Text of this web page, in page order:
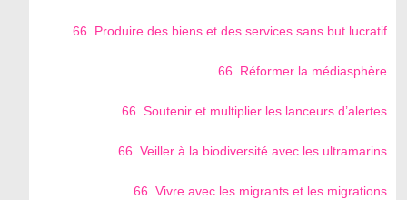
66. Produire des biens et des services sans but lucratif
66. Réformer la médiasphère
66. Soutenir et multiplier les lanceurs d’alertes
66. Veiller à la biodiversité avec les ultramarins
66. Vivre avec les migrants et les migrations